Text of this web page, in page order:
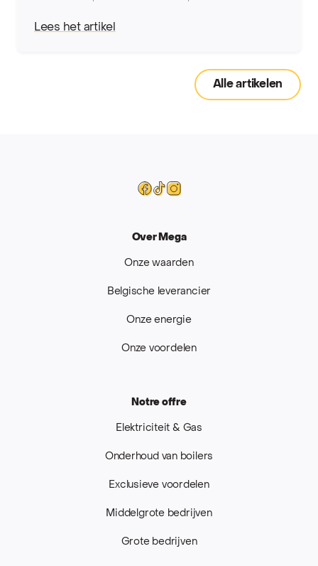
Lees het artikel
Alle artikelen
Facebook
Tiktok
Instagram
Over Mega
Onze waarden
Belgische leverancier
Onze energie
Onze voordelen
Notre offre
Elektriciteit & Gas
Onderhoud van boilers
Exclusieve voordelen
Middelgrote bedrijven
Grote bedrijven